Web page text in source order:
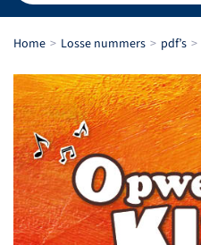
Home Losse nummers pdf’s